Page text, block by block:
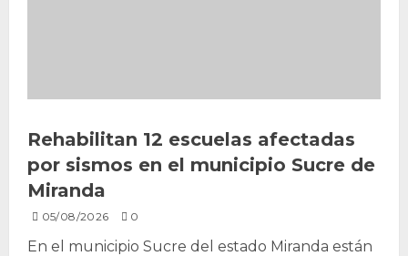
Rehabilitan 12 escuelas afectadas
por sismos en el municipio Sucre de
Miranda
05/08/2026 0
En el municipio Sucre del estado Miranda están